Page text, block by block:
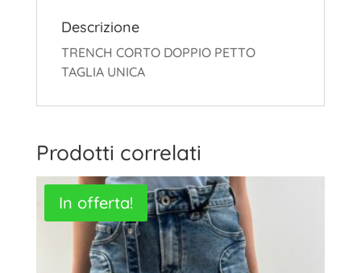
Descrizione
TRENCH CORTO DOPPIO PETTO
TAGLIA UNICA
Prodotti correlati
In offerta!